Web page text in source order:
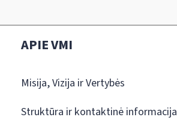
APIE VMI
Misija, Vizija ir Vertybės
Struktūra ir kontaktinė informacija